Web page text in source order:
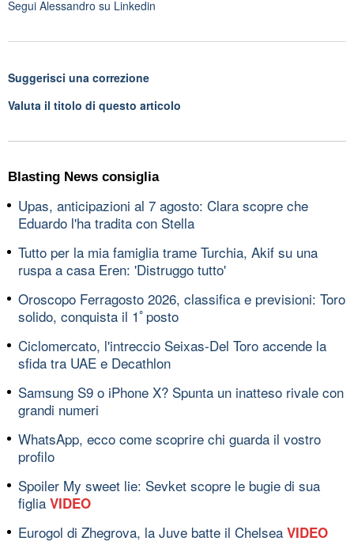
Segui Alessandro su Linkedin
Suggerisci una correzione
Valuta il titolo di questo articolo
Blasting News consiglia
Upas, anticipazioni al 7 agosto: Clara scopre che
Eduardo l'ha tradita con Stella
Tutto per la mia famiglia trame Turchia, Akif su una
ruspa a casa Eren: 'Distruggo tutto'
Oroscopo Ferragosto 2026, classifica e previsioni: Toro
solido, conquista il 1ﾟposto
Ciclomercato, l'intreccio Seixas-Del Toro accende la
sfida tra UAE e Decathlon
Samsung S9 o iPhone X? Spunta un inatteso rivale con
grandi numeri
WhatsApp, ecco come scoprire chi guarda il vostro
profilo
Spoiler My sweet lie: Sevket scopre le bugie di sua
figlia VIDEO
Eurogol di Zhegrova, la Juve batte il Chelsea VIDEO